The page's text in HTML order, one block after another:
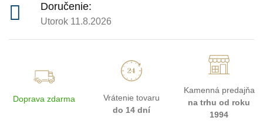
Doručenie:
Utorok 11.8.2026
Doprava zdarma
Vrátenie tovaru
do 14 dní
Kamenná predajňa
na trhu od roku
1994